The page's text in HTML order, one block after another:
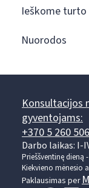
Ieškome turto
Nuorodos
Konsultacijos
gyventojams:
+370 5 260
Darbo laikas: I-
Prieššventinę dieną
Kiekvieno mėnesio
Paklausimas per